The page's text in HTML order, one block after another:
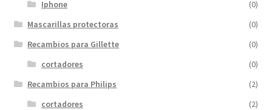
Iphone
(0)
Mascarillas protectoras
(0)
Recambios para Gillette
(0)
cortadores
(0)
Recambios para Philips
(2)
cortadores
(2)